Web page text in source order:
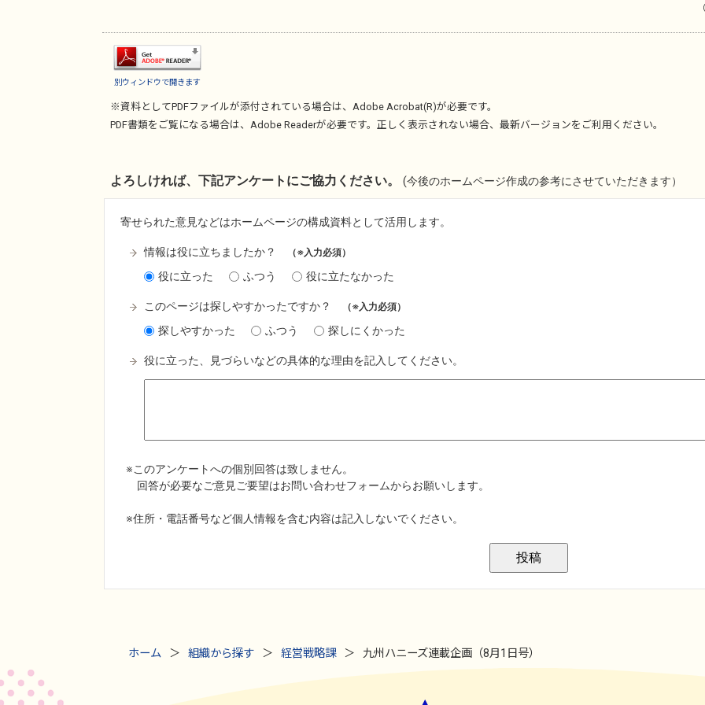
別ウィンドウで開きます
※資料としてPDFファイルが添付されている場合は、 Adobe Acrobat(R)が必要です。
PDF書類をご覧になる場合は、 Adobe Readerが必要です。正しく表示されない場合、最新バージョンをご利用ください。
ホーム 組織から探す 経営戦略課 九州ハニーズ連載企画（8月1日号）